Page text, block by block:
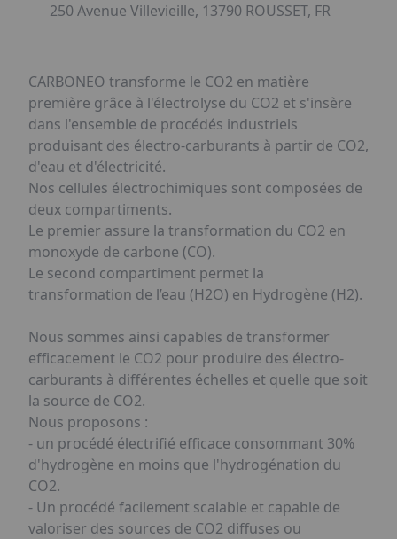
250 Avenue Villevieille, 13790 ROUSSET, FR
CARBONEO transforme le CO2 en matière
première grâce à l'électrolyse du CO2 et s'insère
dans l'ensemble de procédés industriels
produisant des électro-carburants à partir de CO2,
d'eau et d'électricité.
Nos cellules électrochimiques sont composées de
deux compartiments.
Le premier assure la transformation du CO2 en
monoxyde de carbone (CO).
Le second compartiment permet la
transformation de l’eau (H2O) en Hydrogène (H2).
Nous sommes ainsi capables de transformer
efficacement le CO2 pour produire des électro-
carburants à différentes échelles et quelle que soit
la source de CO2.
Nous proposons :
- un procédé électrifié efficace consommant 30%
d'hydrogène en moins que l'hydrogénation du
CO2.
- Un procédé facilement scalable et capable de
valoriser des sources de CO2 diffuses ou